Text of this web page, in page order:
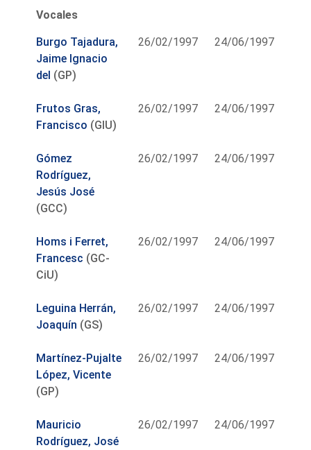
Vocales
Burgo Tajadura,
Jaime Ignacio
del (GP)
26/02/1997 24/06/1997
Frutos Gras,
Francisco (GIU)
26/02/1997 24/06/1997
Gómez
Rodríguez,
Jesús José
(GCC)
26/02/1997 24/06/1997
Homs i Ferret,
Francesc (GC-
CiU)
26/02/1997 24/06/1997
Leguina Herrán,
Joaquín (GS)
26/02/1997 24/06/1997
Martínez-Pujalte
López, Vicente
(GP)
26/02/1997 24/06/1997
Mauricio
Rodríguez, José
26/02/1997 24/06/1997